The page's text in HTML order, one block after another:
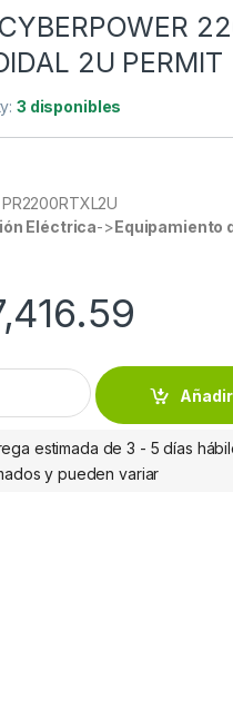
2U PERMIT
3 disponibles
PR2200RTXL2U
Eléctrica->Equipamiento
2200VA / 2200W
estimada de 3 - 5 días
y pueden variar